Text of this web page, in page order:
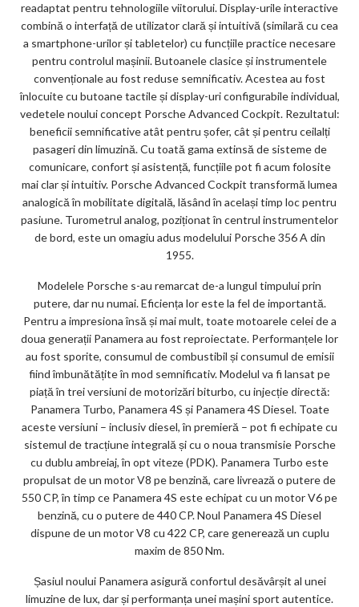
readaptat pentru tehnologiile viitorului. Display-urile interactive
combină o interfață de utilizator clară și intuitivă (similară cu cea
a smartphone-urilor și tabletelor) cu funcțiile practice necesare
pentru controlul mașinii. Butoanele clasice și instrumentele
convenționale au fost reduse semnificativ. Acestea au fost
înlocuite cu butoane tactile și display-uri configurabile individual,
vedetele noului concept Porsche Advanced Cockpit. Rezultatul:
beneficii semnificative atât pentru șofer, cât și pentru ceilalți
pasageri din limuzină. Cu toată gama extinsă de sisteme de
comunicare, confort și asistență, funcțiile pot fi acum folosite
mai clar și intuitiv. Porsche Advanced Cockpit transformă lumea
analogică în mobilitate digitală, lăsând în același timp loc pentru
pasiune. Turometrul analog, poziționat în centrul instrumentelor
de bord, este un omagiu adus modelului Porsche 356 A din
1955.
Modelele Porsche s-au remarcat de-a lungul timpului prin
putere, dar nu numai. Eficiența lor este la fel de importantă.
Pentru a impresiona însă și mai mult, toate motoarele celei de a
doua generații Panamera au fost reproiectate. Performanțele lor
au fost sporite, consumul de combustibil și consumul de emisii
fiind îmbunătățite în mod semnificativ. Modelul va fi lansat pe
piață în trei versiuni de motorizări biturbo, cu injecție directă:
Panamera Turbo, Panamera 4S și Panamera 4S Diesel. Toate
aceste versiuni – inclusiv diesel, în premieră – pot fi echipate cu
sistemul de tracțiune integrală și cu o noua transmisie Porsche
cu dublu ambreiaj, în opt viteze (PDK). Panamera Turbo este
propulsat de un motor V8 pe benzină, care livrează o putere de
550 CP, în timp ce Panamera 4S este echipat cu un motor V6 pe
benzină, cu o putere de 440 CP. Noul Panamera 4S Diesel
dispune de un motor V8 cu 422 CP, care generează un cuplu
maxim de 850 Nm.
Șasiul noului Panamera asigură confortul desăvârșit al unei
limuzine de lux, dar și performanța unei mașini sport autentice.